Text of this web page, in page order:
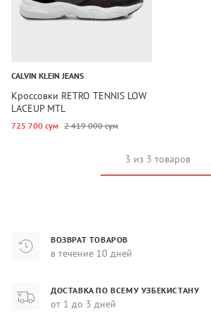
CALVIN KLEIN JEANS
Кроссовки RETRO TENNIS LOW
LACEUP MTL
725 700 сум 2 419 000 сум
3 из 3 товаров
ВОЗВРАТ ТОВАРОВ
в течение 10 дней
ДОСТАВКА ПО ВСЕМУ УЗБЕКИСТАНУ
от 1 до 3 дней